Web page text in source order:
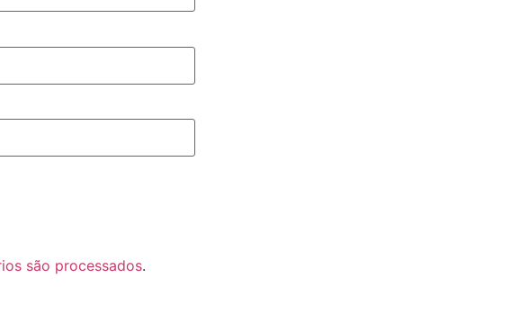
são processados.